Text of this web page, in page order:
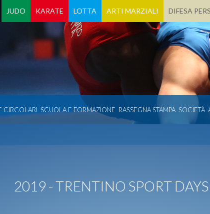
JUDO KARATE LOTTA ARTI MARZIALI DIFESA
CIRCOLARI SCUOLA E FORMAZIONE RASSEGNA STAMPA SOCIETÀ
2019 - TRENTINO SPORT